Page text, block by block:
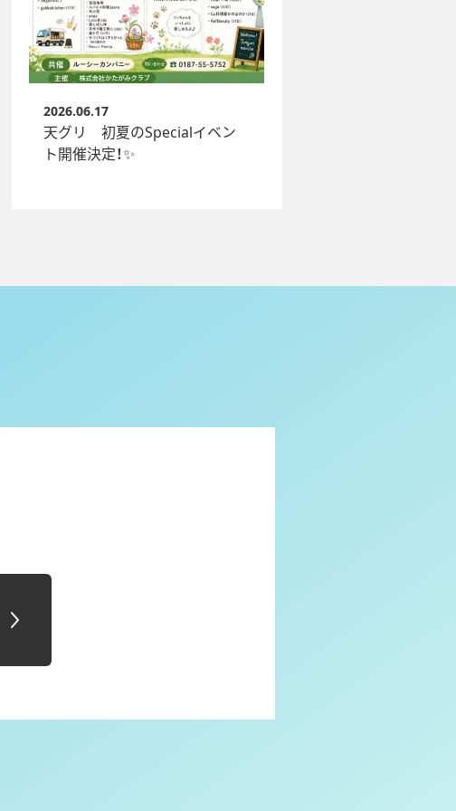
天グリ 初夏のSpecialイベン
ト開催決定！✨
2026.06.17